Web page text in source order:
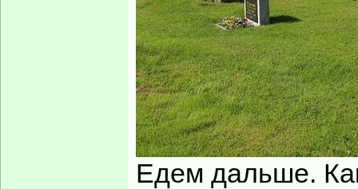
Едем дальше.